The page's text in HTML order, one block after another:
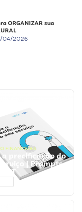
ORGANIZAR sua
04/2026
FINANCEIRA
a precificação do
serviço | Prompts